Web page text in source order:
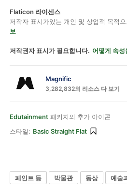
Flaticon 라이센스
저작자 표시가있는 개인 및 상업적 목적
보
저작권자 표시가 필요합니다. 어떻게 속
Magnific
3,282,832의 리소스 다 보기
Edutainment 패키지의 추가 아이콘
스타일: Basic Straight Flat
페인트 등 박물관 동상 예술